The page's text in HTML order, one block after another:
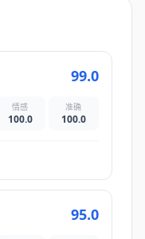
99.0
情感
100.0
准确
100.0
95.0